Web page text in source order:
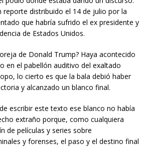
reporte distribuido el 14 de julio por la
que habría sufrido el ex presidente y
de Estados Unidos.
de Donald Trump? Haya acontecido
en el pabellón auditivo del exaltado
lo cierto es que la bala debió haber
y alcanzado un blanco final.
escribir este texto ese blanco no había
extraño porque, como cualquiera
de películas y series sobre
y forenses, el paso y el destino final